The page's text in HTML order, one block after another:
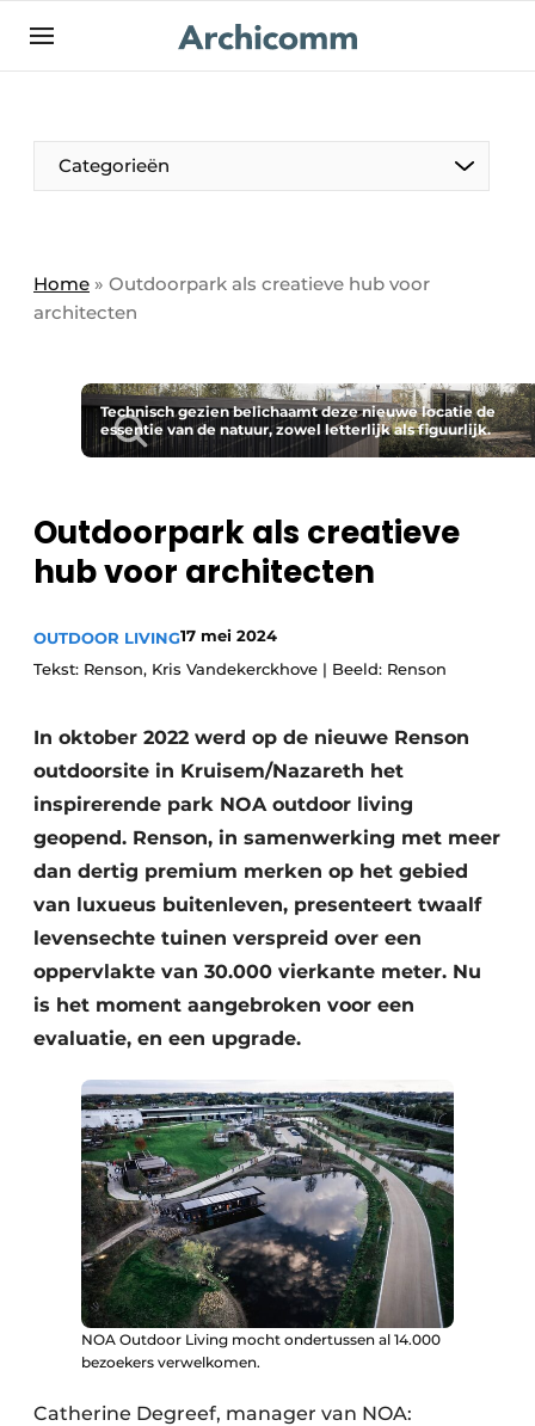
NL be-FR
Categorieën
Home » Outdoorpark als creatieve hub voor
architecten
Technisch gezien belichaamt deze nieuwe locatie de
essentie van de natuur, zowel letterlijk als figuurlijk.
Outdoorpark als creatieve
hub voor architecten
OUTDOOR LIVING17 mei 2024
Tekst: Renson, Kris Vandekerckhove | Beeld: Renson
In oktober 2022 werd op de nieuwe Renson
outdoorsite in Kruisem/Nazareth het
inspirerende park NOA outdoor living
geopend. Renson, in samenwerking met meer
dan dertig premium merken op het gebied
van luxueus buitenleven, presenteert twaalf
levensechte tuinen verspreid over een
oppervlakte van 30.000 vierkante meter. Nu
is het moment aangebroken voor een
evaluatie, en een upgrade.
NOA Outdoor Living mocht ondertussen al 14.000
bezoekers verwelkomen.
Catherine Degreef, manager van NOA: